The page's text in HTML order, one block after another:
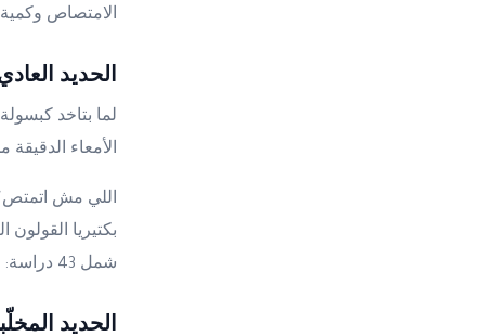
الامتصاص
الحديد
لما بتاخد
الأمعاء الدقيقة
اللي مش اتمتص؟
بكتيريا
شمل 43 دراسة:
الحديد